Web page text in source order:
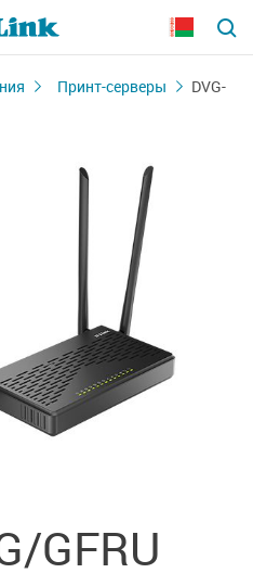
Принт-серверы
DVG-
GFRU